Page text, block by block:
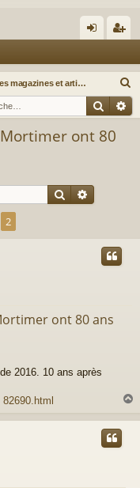
ne
xi
nr
eg
Les magazines et articles
e
c
ont 80
Rechercher
2
ont 80 ans
2016. 10 ans après
u